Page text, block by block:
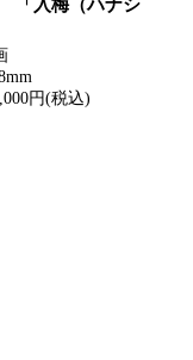
「入梅（ハナシ
円(税込)